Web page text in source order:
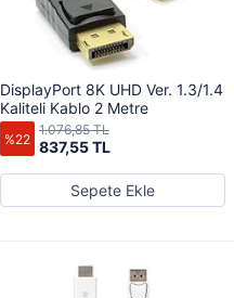
DisplayPort 8K UHD Ver. 1.3/1.4
Kaliteli Kablo 2 Metre
%22 837,55 TL
1.076,85 TL
Sepete Ekle